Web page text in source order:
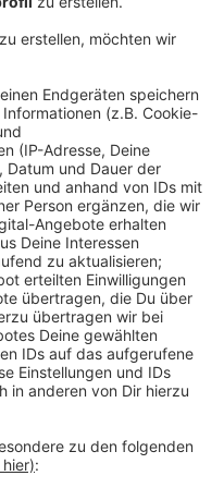
doch gegen
Park. Die
bekannt
Austausch zwischen
ist das Spiel
Vorher gab es
fehlenden
ab sofort an
des Spiels ist um 14